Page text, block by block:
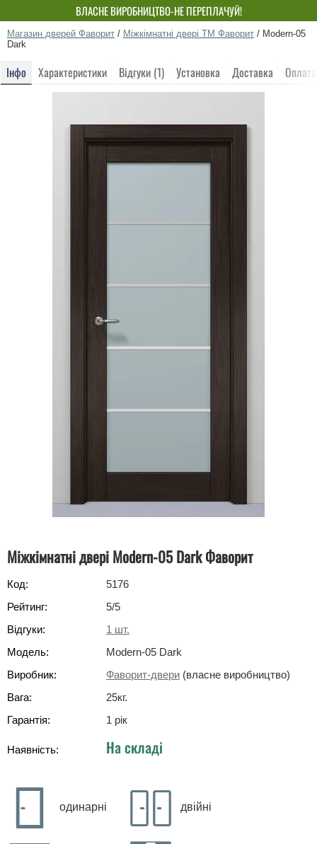
ВЛАСНЕ ВИРОБНИЦТВО-НЕ ПЕРЕПЛАЧУЙ!
Магазин дверей Фаворит / Міжкімнатні двері ТМ Фаворит / Modern-05
Dark
Інфо Характеристики Відгуки (1) Установка Доставка Оплата
Міжкімнатні двері Modern-05 Dark Фаворит
Код:
5176
Рейтинг:
5/5
Відгуки:
1 шт.
Модель:
Modern-05 Dark
Виробник:
Фаворит-двери (власне виробництво)
Вага:
25кг.
Гарантія:
1 рік
Наявність: На складі
одинарні двійні